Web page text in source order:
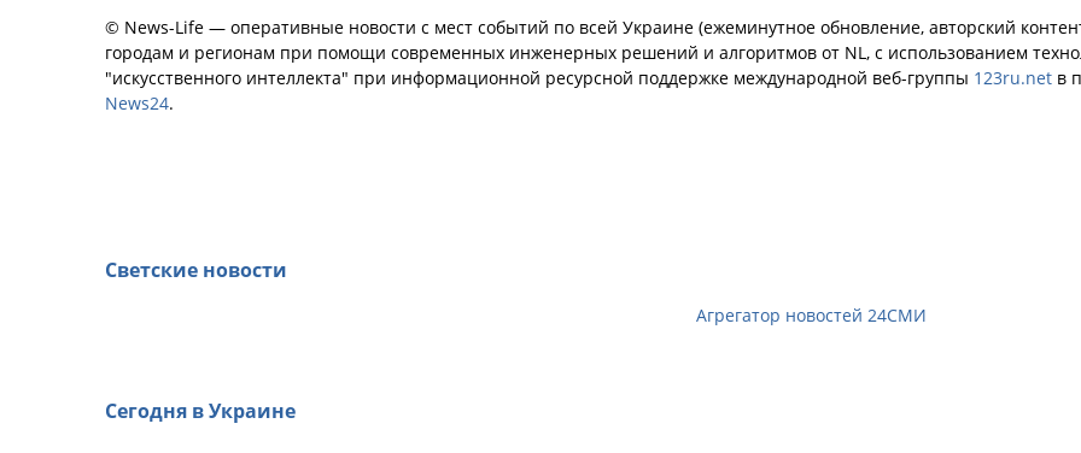
© News-Life — оперативные новости с мест событий по всей Украине (ежеминутное обновление, авторский
городам и регионам при помощи современных инженерных решений и алгоритмов от NL, с использованием
"искусственного интеллекта" при информационной ресурсной поддержке международной веб-группы 123ru.net в
News24.
Светские новости
Агрегатор новостей 24СМИ
Сегодня в Украине